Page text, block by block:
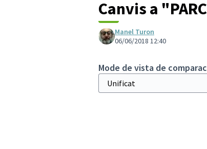
Canvis a
Manel Turon
06/06/2018 12:40
Mode de vista de